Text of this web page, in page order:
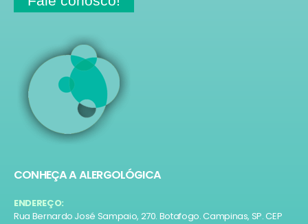
CONHEÇA A ALERGOLÓGICA
ENDEREÇO:
Rua Bernardo José Sampaio, 270. Botafogo. Campinas, SP. CEP